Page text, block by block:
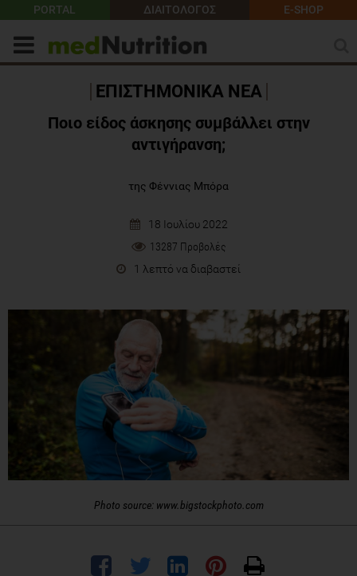
PORTAL ΔΙΑΙΤΟΛΟΓΟΣ E-SHOP
ΕΠΙΣΤΗΜΟΝΙΚΑ ΝΕΑ
Ποιo είδος άσκησης συμβάλλει στην
αντιγήρανση;
της Φέννιας Μπόρα
18 Ιουλίου 2022
13287 Προβολές
1 λεπτό να διαβαστεί
Photo source: www.bigstockphoto.com